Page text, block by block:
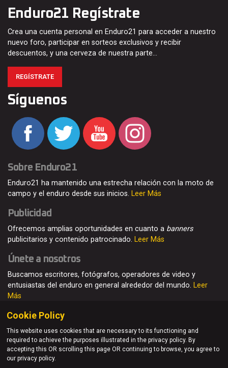
Enduro21 Regístrate
Crea una cuenta personal en Enduro21 para acceder a nuestro
nuevo foro, participar en sorteos exclusivos y recibir
descuentos, y una cerveza de nuestra parte…
REGÍSTRATE
Síguenos
Sobre Enduro21
Enduro21 ha mantenido una estrecha relación con la moto de
campo y el enduro desde sus inicios. Leer Más
Publicidad
Ofrecemos amplias oportunidades en cuanto a banners
publicitarios y contenido patrocinado. Leer Más
Únete a nosotros
Buscamos escritores, fotógrafos, operadores de video y
entusiastas del enduro en general alrededor del mundo. Leer
Más
© Enduro21 / Future7Media Limited. Todos los derechos
reservados
Cookie Policy
This website uses cookies that are necessary to its functioning and
required to achieve the purposes illustrated in the privacy policy. By
accepting this OR scrolling this page OR continuing to browse, you agree to
our privacy policy.